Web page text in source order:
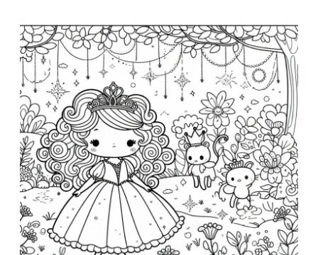
l
i
c
a
t
i
o
n